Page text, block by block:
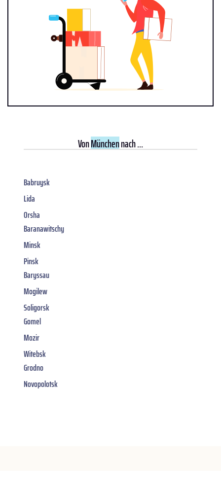
VonMünchennach ...
Babruysk
Lida
Orsha
Baranawitschy
Minsk
Pinsk
Baryssau
Mogilew
Soligorsk
Gomel
Mozir
Witebsk
Grodno
Novopolotsk